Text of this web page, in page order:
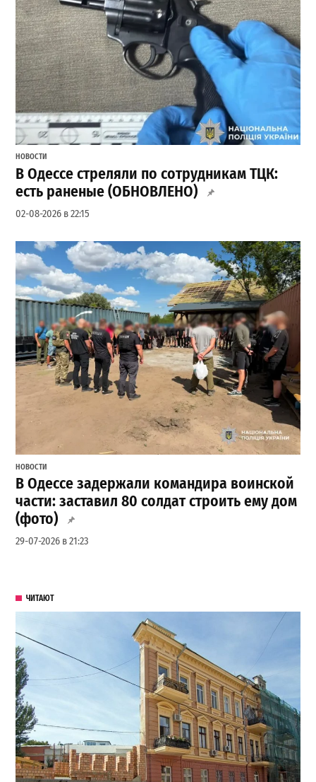
НОВОСТИ
В Одессе стреляли по сотрудникам ТЦК:
есть раненые (ОБНОВЛЕНО)
02-08-2026 в 22:15
НОВОСТИ
В Одессе задержали командира воинской
части: заставил 80 солдат строить ему дом
(фото)
29-07-2026 в 21:23
ЧИТАЮТ